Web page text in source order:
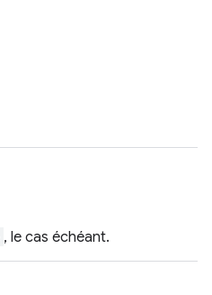
, le cas échéant.